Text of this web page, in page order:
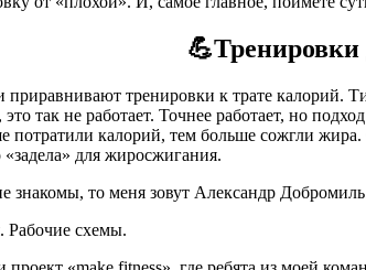
тренировки к трате калорий.
так не работает. Точнее работает, но
потратили калорий, тем больше сожгли
для жиросжигания.
знакомы, то меня зовут Александр